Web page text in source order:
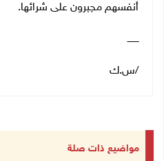
أنفسهم مجبرون على شرائها.
ــــــــ
/س.ك
مواضيع ذات صلة